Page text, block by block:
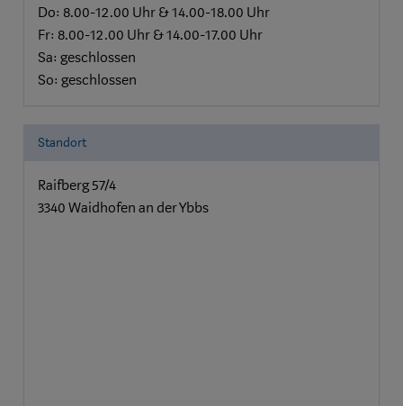
Do: 8.00-12.00 Uhr & 14.00-18.00 Uhr
Fr: 8.00-12.00 Uhr & 14.00-17.00 Uhr
Sa: geschlossen
So: geschlossen
Standort
Raifberg 57/4
3340 Waidhofen an der Ybbs